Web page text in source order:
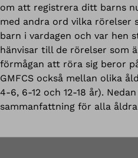
om att registrera ditt barns
med andra ord vilka rörelser
barn i vardagen och var hen
hänvisar till de rörelser som
förmågan att röra sig beror
GMFCS också mellan olika
4-6, 6-12 och 12-18 år).
sammanfattning för alla